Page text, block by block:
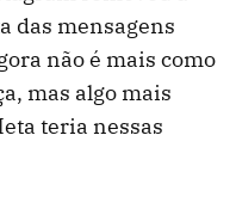
das mensagens
não é mais como
mas algo mais
teria nessas